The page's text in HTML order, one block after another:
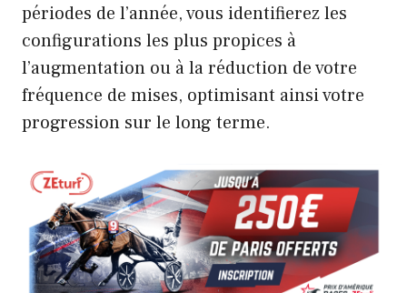
périodes de l’année, vous identifierez les
configurations les plus propices à
l’augmentation ou à la réduction de votre
fréquence de mises, optimisant ainsi votre
progression sur le long terme.